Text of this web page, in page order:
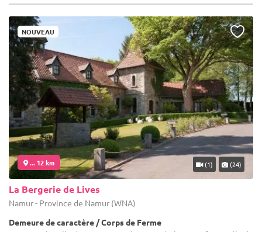
NOUVEAU
... 12 km (1) (24)
La Bergerie de Lives
Namur - Province de Namur (WNA)
Demeure de caractère / Corps de Ferme